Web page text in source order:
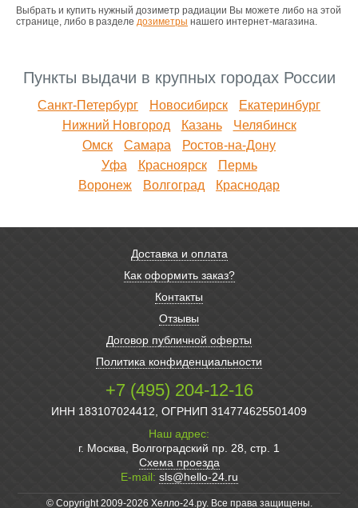
Выбрать и купить нужный дозиметр радиации Вы можете либо на этой
странице, либо в разделе дозиметры нашего интернет-магазина.
Пункты выдачи в крупных городах России
Санкт-Петербург Новосибирск
Екатеринбург
Нижний Новгород
Казань
Челябинск
Омск
Самара
Ростов-на-Дону
Уфа
Красноярск
Пермь
Воронеж
Волгоград Краснодар
Доставка и оплата
Как оформить заказ?
Контакты
Отзывы
Договор публичной оферты
Политика конфиденциальности
+7 (495) 204-12-16
ИНН 183107024412, ОГРНИП 314774625501409
Наш адрес:
г. Москва, Волгоградский пр. 28, стр. 1
Схема проезда
E-mail: sls@hello-24.ru
© Copyright 2009-2026 Хелло-24.ру. Все права защищены.